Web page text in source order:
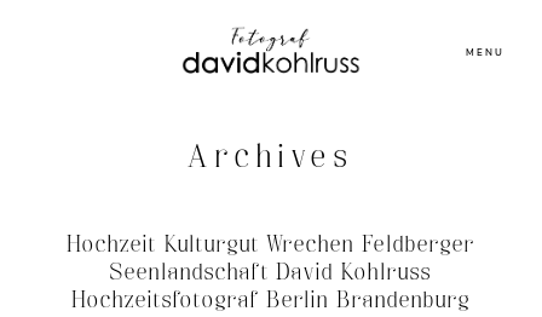
MENU
Archives
Hochzeit Kulturgut Wrechen Feldberger
Seenlandschaft David Kohlruss
Hochzeitsfotograf Berlin Brandenburg